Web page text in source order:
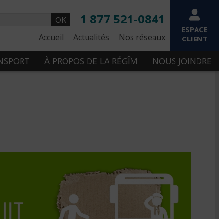
ESPACE
CLIENT
1 877 521-0841
OK
Nos réseaux
Accueil Actualités
À PROPOS DE LA RÉGÎM NOUS JOINDRE